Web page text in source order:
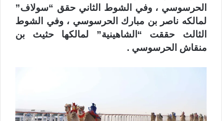
الحرسوسي ، وفي الشوط الثاني حقق “سولاف”
لمالكه ناصر بن مبارك الحرسوسي ، وفي الشوط
الثالث حققت “الشاهينية” لمالكها حثيث بن
منقاش الحرسوسي .